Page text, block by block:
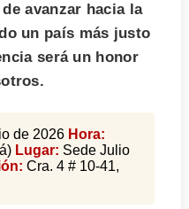
avanzar hacia la
un país más justo
será un honor
de 2026 Hora:
Lugar: Sede Julio
Cra. 4 # 10-41,